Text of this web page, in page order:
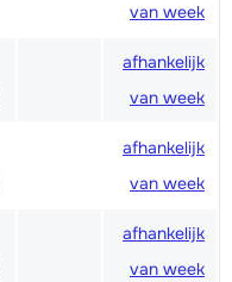
van week
afhankelijk
van week
afhankelijk
van week
afhankelijk
van week